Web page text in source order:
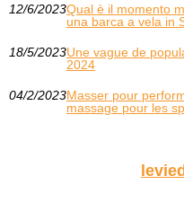
12/6/2023Qual è il momento
una barca a vela in
18/5/2023Une vague de
2024
04/2/2023Masser pour
massage pour les